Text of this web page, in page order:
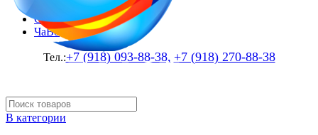
Статьи
ЧаВо
Тел.:+7 (918) 093-88-38, +7 (918) 270-88-38
В категории